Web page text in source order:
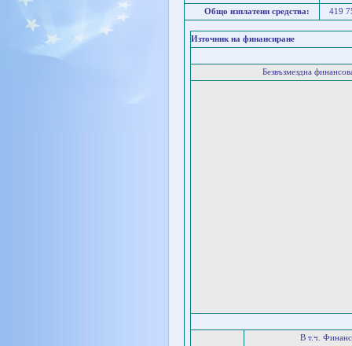
Общо изплатени средства:
419
Източник на финансиране
Безвъзмездна
В т.ч.